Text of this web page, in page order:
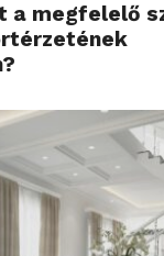
a megfelelő